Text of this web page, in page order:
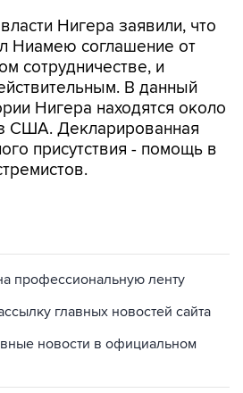
Нигера заявили, что
Ниамею соглашение от
сотрудничестве, и
В данный
Нигера находятся около
США. Декларированная
присутствия - помощь в
профессиональную ленту
главных новостей сайта
новости в официальном